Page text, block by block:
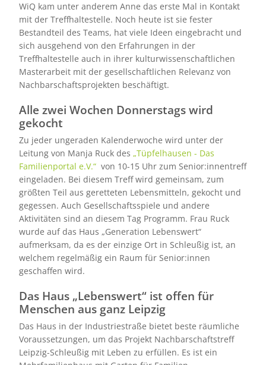
WiQ kam unter anderem Anne das erste Mal in Kontakt
mit der Treffhaltestelle. Noch heute ist sie fester
Bestandteil des Teams, hat viele Ideen eingebracht und
sich ausgehend von den Erfahrungen in der
Treffhaltestelle auch in ihrer kulturwissenschaftlichen
Masterarbeit mit der gesellschaftlichen Relevanz von
Nachbarschaftsprojekten beschäftigt.
Alle zwei Wochen Donnerstags wird
gekocht
Zu jeder ungeraden Kalenderwoche wird unter der
Leitung von Manja Ruck des „Tüpfelhausen - Das
Familienportal e.V.“ von 10-15 Uhr zum Senior:innentreff
eingeladen. Bei diesem Treff wird gemeinsam, zum
größten Teil aus geretteten Lebensmitteln, gekocht und
gegessen. Auch Gesellschaftsspiele und andere
Aktivitäten sind an diesem Tag Programm. Frau Ruck
wurde auf das Haus „Generation Lebenswert“
aufmerksam, da es der einzige Ort in Schleußig ist, an
welchem regelmäßig ein Raum für Senior:innen
geschaffen wird.
Das Haus „Lebenswert“ ist offen für
Menschen aus ganz Leipzig
Das Haus in der Industriestraße bietet beste räumliche
Voraussetzungen, um das Projekt Nachbarschaftstreff
Leipzig-Schleußig mit Leben zu erfüllen. Es ist ein